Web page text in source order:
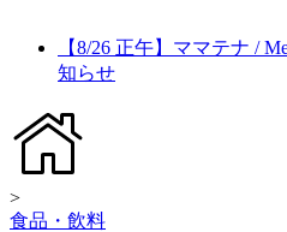
【8/26 正午】ママテナ /
知らせ
>
食品・飲料